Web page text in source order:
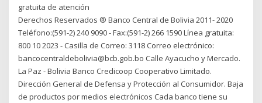
gratuita de atención
Derechos Reservados ® Banco Central de Bolivia 2011- 2020
Teléfono:(591-2) 240 9090 - Fax:(591-2) 266 1590 Línea gratuita:
800 10 2023 - Casilla de Correo: 3118 Correo electrónico:
bancocentraldebolivia@bcb.gob.bo Calle Ayacucho y Mercado.
La Paz - Bolivia Banco Credicoop Cooperativo Limitado.
Dirección General de Defensa y Protección al Consumidor. Baja
de productos por medios electrónicos Cada banco tiene su